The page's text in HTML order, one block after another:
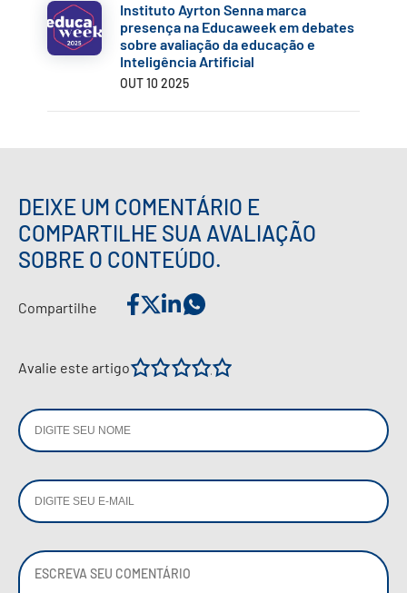
Instituto Ayrton Senna marca
presença na Educaweek em debates
sobre avaliação da educação e
Inteligência Artificial
OUT 10 2025
DEIXE UM COMENTÁRIO E
COMPARTILHE SUA AVALIAÇÃO
SOBRE O CONTEÚDO.
Compartilhe
Avalie este artigo 5
4
3
2
1